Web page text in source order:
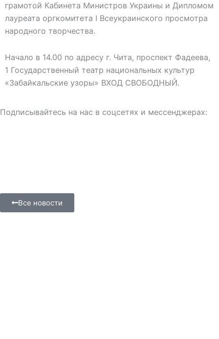
грамотой Кабинета Министров Украины и Дипломом
лауреата оргкомитета I Всеукраинского просмотра
народного творчества.
Начало в 14.00 по адресу г. Чита, проспект Фадеева,
1 Государственный театр национальных культур
«Забайкальские узоры» ВХОД СВОБОДНЫЙ.
Подписывайтесь на нас в соцсетях и мессенджерах:
Все новости